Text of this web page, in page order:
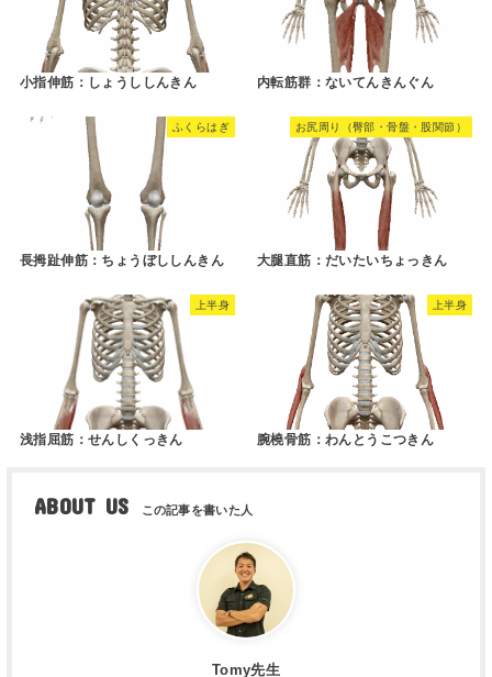
小指伸筋：しょうししんきん 内転筋群：ないてんきんぐん
ふくらはぎ
長拇趾伸筋：ちょうぼししんきん
お尻周り（臀部・骨盤・股関節）
大腿直筋：だいたいちょっきん
上半身
浅指屈筋：せんしくっきん
上半身
腕橈骨筋：わんとうこつきん
ABOUT US
Tomy先生